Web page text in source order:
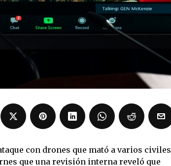
con drones que mató a varios civiles
que una revisión interna reveló que